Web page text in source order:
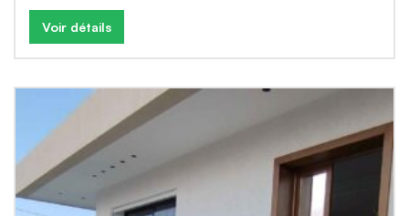
Voir détails